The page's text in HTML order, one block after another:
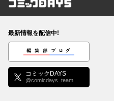
コミックDAYS
最新情報を配信中!
編集部ブログ
コミックDAYS
@comicdays_team